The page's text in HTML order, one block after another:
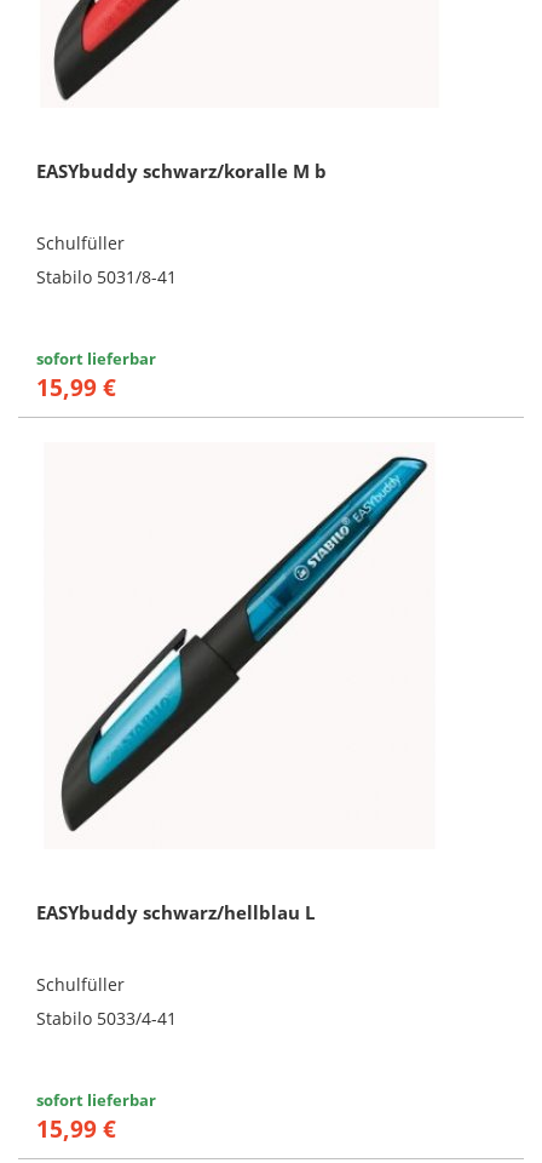
EASYbuddy schwarz/koralle M b
Schulfüller
Stabilo 5031/8-41
sofort lieferbar
15,99 €
EASYbuddy schwarz/hellblau L
Schulfüller
Stabilo 5033/4-41
sofort lieferbar
15,99 €